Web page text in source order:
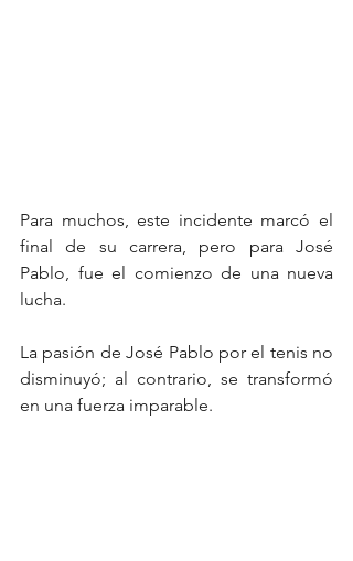
Para muchos, este incidente marcó el
final de su carrera, pero para José
Pablo, fue el comienzo de una nueva
lucha.
La pasión de José Pablo por el tenis no
disminuyó; al contrario, se transformó
en una fuerza imparable.